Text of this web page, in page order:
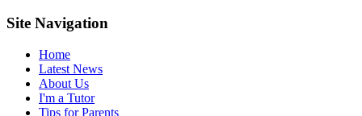
Site Navigation
Home
Latest News
About Us
I'm a Tutor
Tips for Parents